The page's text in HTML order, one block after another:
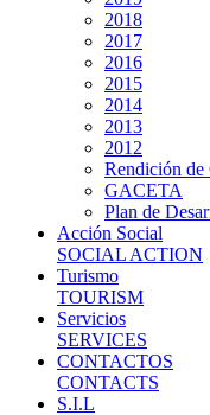
2018
2017
2016
2015
2014
2013
2012
Rendición de
GACETA
Plan de
Acción Social
SOCIAL ACTION
Turismo
TOURISM
Servicios
SERVICES
CONTACTOS
CONTACTS
S.I.L